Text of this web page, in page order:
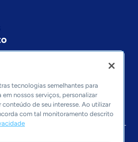
tecnologias semelhantes para
em nossos serviços, personalizar
de seu interesse. Ao utilizar
com tal monitoramento descrito